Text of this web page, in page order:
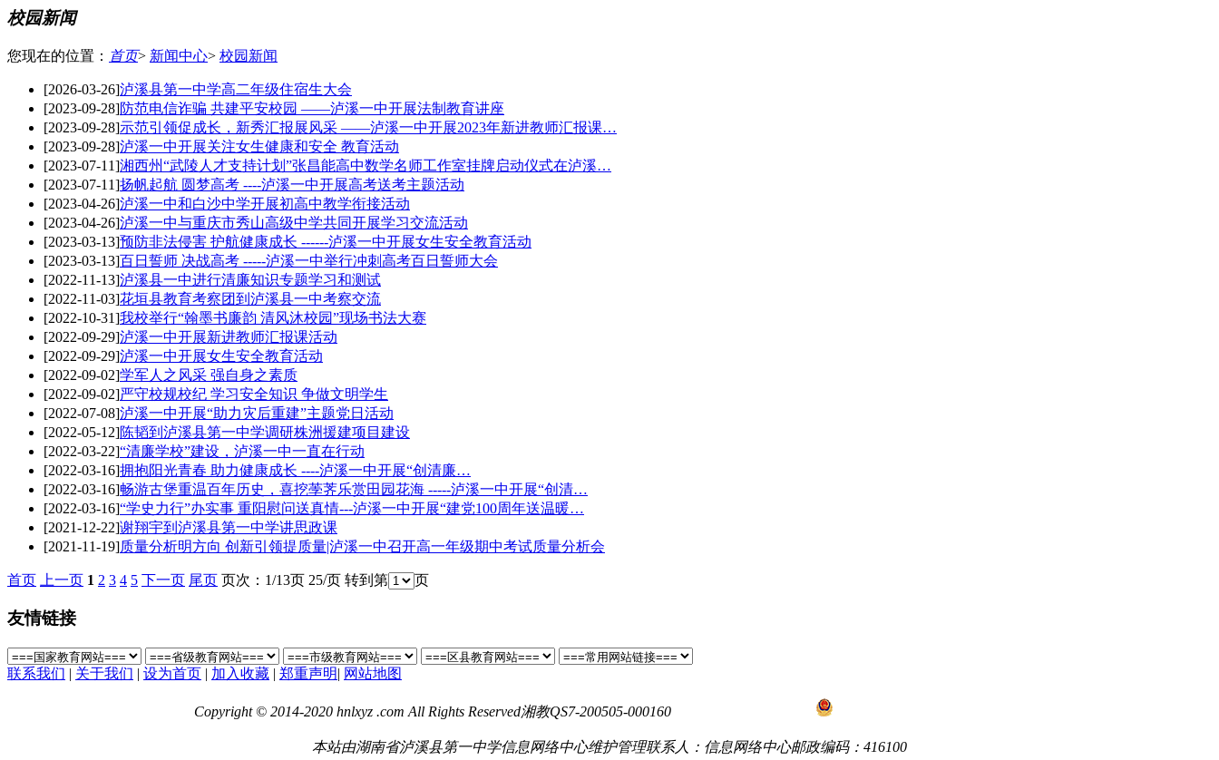
校园新闻
您现在的位置： 首页> 新闻中心> 校园新闻
[2026-03-26]泸溪县第一中学高二年级住宿生大会
[2023-09-28]防范电信诈骗 共建平安校园 ——泸溪一中开展法制教育讲座
[2023-09-28]示范引领促成长，新秀汇报展风采 ——泸溪一中开展2023年新进教师汇报课…
[2023-09-28]泸溪一中开展关注女生健康和安全 教育活动
[2023-07-11]湘西州“武陵人才支持计划”张昌能高中数学名师工作室挂牌启动仪式在泸溪…
[2023-07-11]扬帆起航 圆梦高考 ----泸溪一中开展高考送考主题活动
[2023-04-26]泸溪一中和白沙中学开展初高中教学衔接活动
[2023-04-26]泸溪一中与重庆市秀山高级中学共同开展学习交流活动
[2023-03-13]预防非法侵害 护航健康成长 ------泸溪一中开展女生安全教育活动
[2023-03-13]百日誓师 决战高考 -----泸溪一中举行冲刺高考百日誓师大会
[2022-11-13]泸溪县一中进行清廉知识专题学习和测试
[2022-11-03]花垣县教育考察团到泸溪县一中考察交流
[2022-10-31]我校举行“翰墨书廉韵 清风沐校园”现场书法大赛
[2022-09-29]泸溪一中开展新进教师汇报课活动
[2022-09-29]泸溪一中开展女生安全教育活动
[2022-09-02]学军人之风采 强自身之素质
[2022-09-02]严守校规校纪 学习安全知识 争做文明学生
[2022-07-08]泸溪一中开展“助力灾后重建”主题党日活动
[2022-05-12]陈韬到泸溪县第一中学调研株洲援建项目建设
[2022-03-22]“清廉学校”建设，泸溪一中一直在行动
[2022-03-16]拥抱阳光青春 助力健康成长 ----泸溪一中开展“创清廉…
[2022-03-16]畅游古堡重温百年历史，喜挖荸荠乐赏田园花海 -----泸溪一中开展“创清…
[2022-03-16]“学史力行”办实事 重阳慰问送真情---泸溪一中开展“建党100周年送温暖…
[2021-12-22]谢翔宇到泸溪县第一中学讲思政课
[2021-11-19]质量分析明方向 创新引领提质量|泸溪一中召开高一年级期中考试质量分析会
首页 上一页 1 2 3 4 5 下一页 尾页 页次：1/13页 25/页 转到第 页
友情链接
联系我们 | 关于我们 | 设为首页 | 加入收藏 | 郑重声明| 网站地图
Copyright © 2014-2020 hnlxyz .com All Rights Reserved湘教QS7-200505-000160
本站由湖南省泸溪县第一中学信息网络中心维护管理联系人：信息网络中心邮政编码：416100